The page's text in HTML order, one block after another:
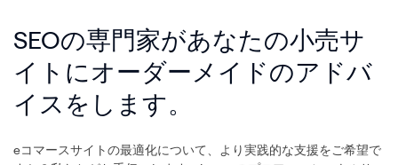
SEOの専門家があなたの小売サ
イトにオーダーメイドのアドバ
イスをします。
eコマースサイトの最適化について、より実践的な支援をご希望で